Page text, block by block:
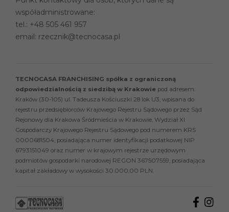
współadministrowane:
tel.: +48 505 461 957
email: rzecznik@tecnocasa.pl
TECNOCASA FRANCHISING spółka z ograniczoną
odpowiedzialnością z siedzibą w Krakowie pod adresem:
Kraków (30-105) ul. Tadeusza Kościuszki 28 lok U3, wpisana do
rejestru przedsiębiorców Krajowego Rejestru Sądowego przez Sąd
Rejonowy dla Krakowa Śródmieścia w Krakowie, Wydział XI
Gospodarczy Krajowego Rejestru Sądowego pod numerem KRS
0000681504, posiadająca numer identyfikacji podatkowej NIP
6793151049 oraz numer w krajowym rejestrze urzędowym
podmiotów gospodarki narodowej REGON 367507559, posiadająca
kapitał zakładowy w wysokości 30.000,00 PLN.